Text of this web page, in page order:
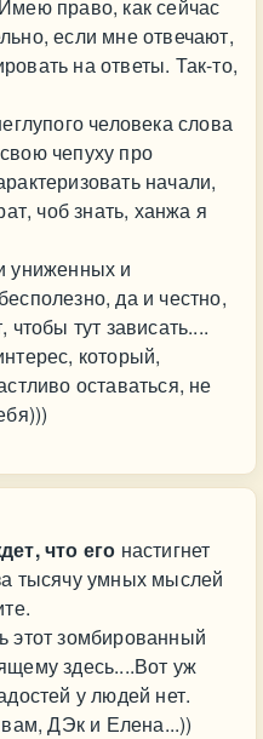
право, как сейчас
если мне отвечают,
на ответы. Так-то,
человека слова
чепуху про
начали,
чоб знать, ханжа я
униженных и
да и честно,
тут зависать....
который,
оставаться, не
что его настигнет
тысячу умных мыслей
этот зомбированный
здесь....Вот уж
у людей нет.
ДЭк и Елена...))